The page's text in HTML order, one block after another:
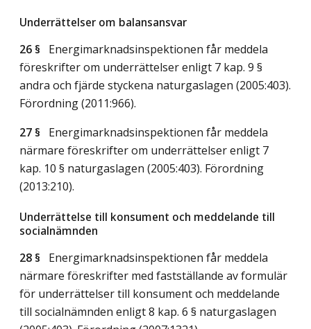
Underrättelser om balansansvar
26 § Energimarknadsinspektionen får meddela
föreskrifter om underrättelser enligt 7 kap. 9 §
andra och fjärde styckena naturgaslagen (2005:403).
Förordning (2011:966).
27 § Energimarknadsinspektionen får meddela
närmare föreskrifter om underrättelser enligt 7
kap. 10 § naturgaslagen (2005:403). Förordning
(2013:210).
Underrättelse till konsument och meddelande till
socialnämnden
28 § Energimarknadsinspektionen får meddela
närmare föreskrifter med fastställande av formulär
för underrättelser till konsument och meddelande
till socialnämnden enligt 8 kap. 6 § naturgaslagen